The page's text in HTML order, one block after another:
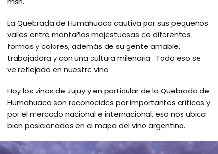
La Quebrada de Humahuaca cautiva por sus pequeños
valles entre montañas majestuosas de diferentes
formas y colores, además de su gente amable,
trabajadora y con una cultura milenaria . Todo eso se
ve reflejado en nuestro vino.
Hoy los vinos de Jujuy y en particular de la Quebrada de
Humahuaca son reconocidos por importantes críticos y
por el mercado nacional e internacional, eso nos ubica
bien posicionados en el mapa del vino argentino.